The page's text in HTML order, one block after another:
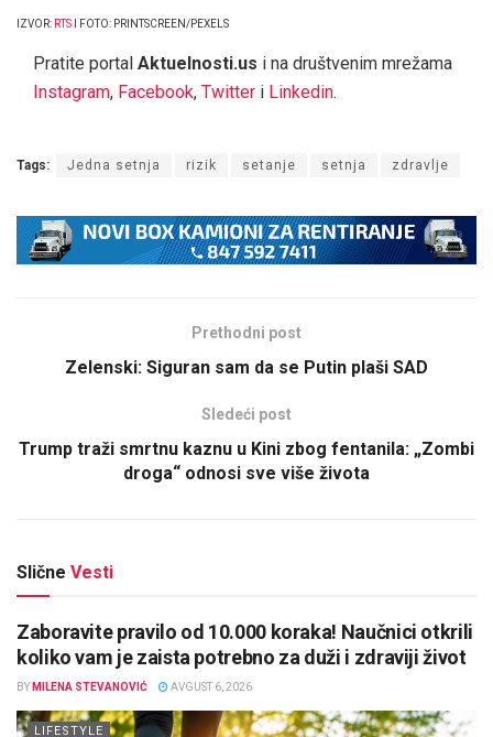
IZVOR: RTS I FOTO: PRINTSCREEN/PEXELS
Pratite portal Aktuelnosti.us i na društvenim mrežama
Instagram, Facebook, Twitter i Linkedin.
Tags: Jedna setnja rizik setanje setnja zdravlje
Prethodni post
Zelenski: Siguran sam da se Putin plaši SAD
Sledeći post
Trump traži smrtnu kaznu u Kini zbog fentanila: „Zombi
droga“ odnosi sve više života
Slične Vesti
Zaboravite pravilo od 10.000 koraka! Naučnici otkrili
koliko vam je zaista potrebno za duži i zdraviji život
BY MILENA STEVANOVIĆ AVGUST 6, 2026
LIFESTYLE